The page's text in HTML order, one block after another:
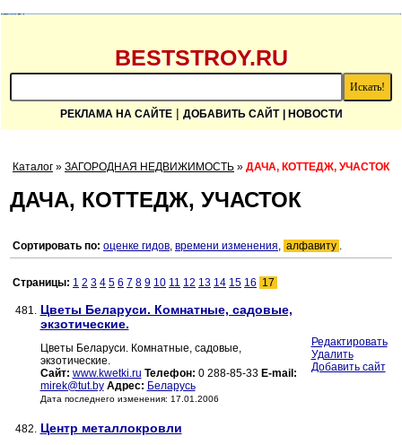
BESTSTROY.RU
РЕКЛАМА НА САЙТЕ| ДОБАВИТЬ САЙТ | НОВОСТИ
Каталог » ЗАГОРОДНАЯ НЕДВИЖИМОСТЬ » ДАЧА, КОТТЕДЖ, УЧАСТОК
ДАЧА, КОТТЕДЖ, УЧАСТОК
Сортировать по: оценке гидов, времени изменения, алфавиту .
Страницы: 1 2 3 4 5 6 7 8 9 10 11 12 13 14 15 16 17
481. Цветы Беларуси. Комнатные, садовые,
экзотические.
Цветы Беларуси. Комнатные, садовые,
экзотические.
Сайт: www.kwetki.ru Телефон: 0 288-85-33 E-mail:
mirek@tut.by Адрес: Беларусь
Дата последнего изменения: 17.01.2006
Редактировать
Удалить
Добавить сайт
482. Центр металлокровли